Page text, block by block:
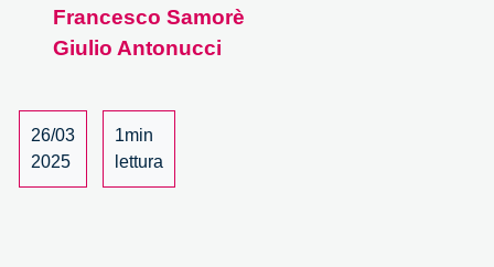
Francesco Samorè
Giulio Antonucci
26/03
2025
1min
lettura